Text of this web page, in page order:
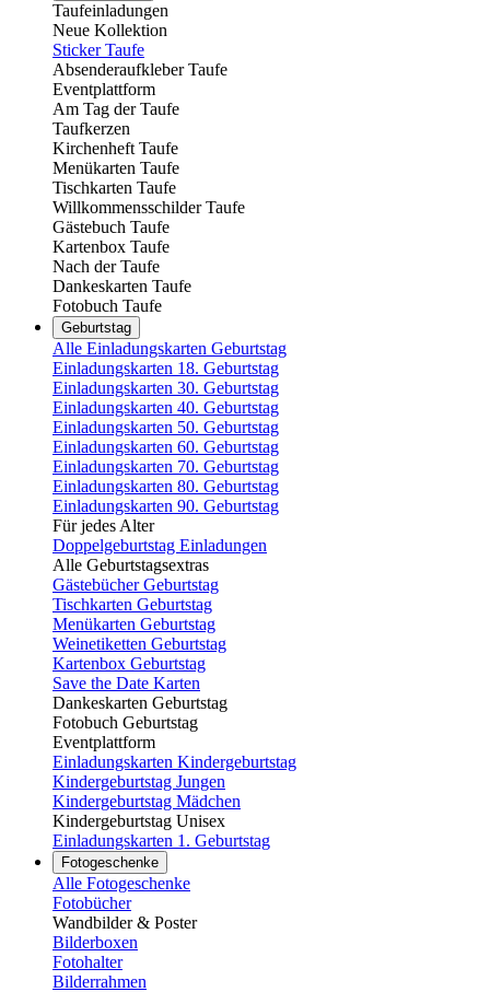
Taufeinladungen
Neue Kollektion
Sticker Taufe
Absenderaufkleber Taufe
Eventplattform
Am Tag der Taufe
Taufkerzen
Kirchenheft Taufe
Menükarten Taufe
Tischkarten Taufe
Willkommensschilder Taufe
Gästebuch Taufe
Kartenbox Taufe
Nach der Taufe
Dankeskarten Taufe
Fotobuch Taufe
Geburtstag
Alle Einladungskarten Geburtstag
Einladungskarten 18. Geburtstag
Einladungskarten 30. Geburtstag
Einladungskarten 40. Geburtstag
Einladungskarten 50. Geburtstag
Einladungskarten 60. Geburtstag
Einladungskarten 70. Geburtstag
Einladungskarten 80. Geburtstag
Einladungskarten 90. Geburtstag
Für jedes Alter
Doppelgeburtstag Einladungen
Alle Geburtstagsextras
Gästebücher Geburtstag
Tischkarten Geburtstag
Menükarten Geburtstag
Weinetiketten Geburtstag
Kartenbox Geburtstag
Save the Date Karten
Dankeskarten Geburtstag
Fotobuch Geburtstag
Eventplattform
Einladungskarten Kindergeburtstag
Kindergeburtstag Jungen
Kindergeburtstag Mädchen
Kindergeburtstag Unisex
Einladungskarten 1. Geburtstag
Fotogeschenke
Alle Fotogeschenke
Fotobücher
Wandbilder & Poster
Bilderboxen
Fotohalter
Bilderrahmen